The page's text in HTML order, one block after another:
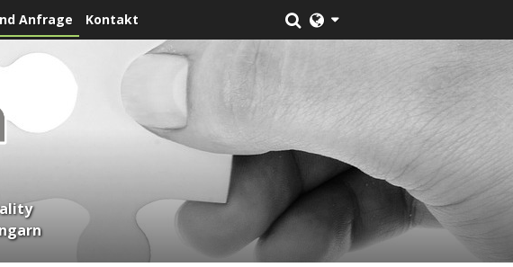
Anfrage Kontakt